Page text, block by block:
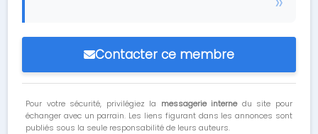
Contacter ce membre
Pour votre sécurité, privilégiez la messagerie internedu site pour
échanger avec un parrain. Les liens figurant dans les annonces sont
publiés sous la seule responsabilité de leurs auteurs.